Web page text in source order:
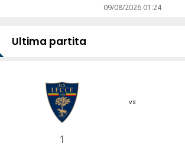
09/08/2026 01:24
Ultima partita
1
vs